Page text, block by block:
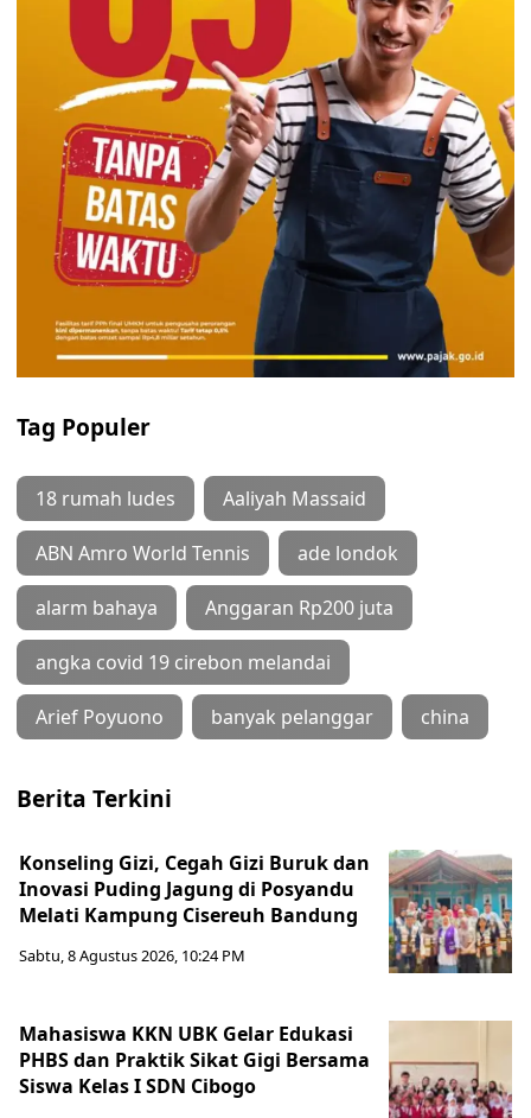
Tag Populer
18 rumah ludes Aaliyah Massaid
ABN Amro World Tennis ade londok
alarm bahaya Anggaran Rp200 juta
angka covid 19 cirebon melandai
Arief Poyuono banyak pelanggar china
Berita Terkini
Konseling Gizi, Cegah Gizi Buruk dan
Inovasi Puding Jagung di Posyandu
Melati Kampung Cisereuh Bandung
Sabtu, 8 Agustus 2026, 10:24 PM
Mahasiswa KKN UBK Gelar Edukasi
PHBS dan Praktik Sikat Gigi Bersama
Siswa Kelas I SDN Cibogo